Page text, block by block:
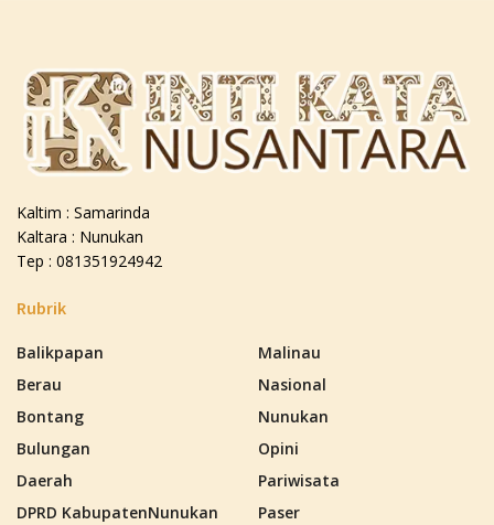
Kaltim : Samarinda
Kaltara : Nunukan
Tep : 081351924942
Rubrik
Balikpapan
Berau
Bontang
Bulungan
Daerah
DPRD KabupatenNunukan
Malinau
Nasional
Nunukan
Opini
Pariwisata
Paser